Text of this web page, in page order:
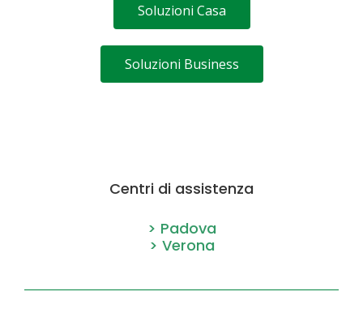
Soluzioni Casa
Soluzioni Business
Centri di assistenza
> Padova
> Verona